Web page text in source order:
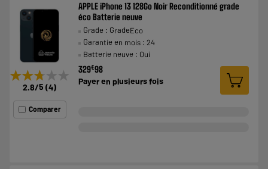
★★★★★
★★★★★
2.8/5 (4)
Comparer
APPLE iPhone 13 128Go Noir Reconditionné grade
éco Batterie neuve
Grade : GradeEco
Garantie en mois : 24
Batterie neuve : Oui
329€98
Payer en plusieurs fois